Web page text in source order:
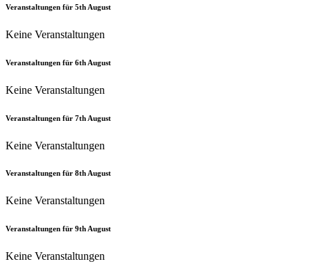
Veranstaltungen für 5th August
Keine Veranstaltungen
Veranstaltungen für 6th August
Keine Veranstaltungen
Veranstaltungen für 7th August
Keine Veranstaltungen
Veranstaltungen für 8thAugust
Keine Veranstaltungen
Veranstaltungen für 9thAugust
Keine Veranstaltungen